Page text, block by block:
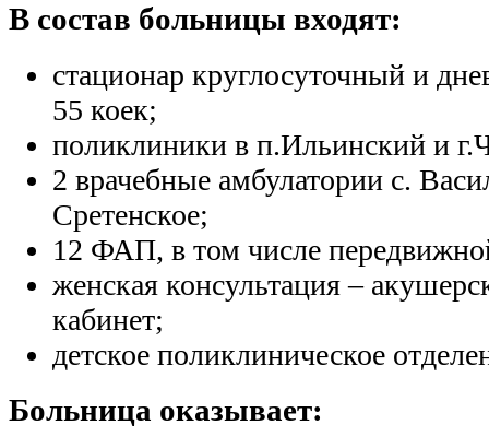
В состав больницы входят:
стационар круглосуточный и
55 коек;
поликлиники в п.Ильинский и
2 врачебные амбулатории с.
Сретенское;
12 ФАП, в том числе
женская консультация –
кабинет;
детское поликлиническое
Больница оказывает: